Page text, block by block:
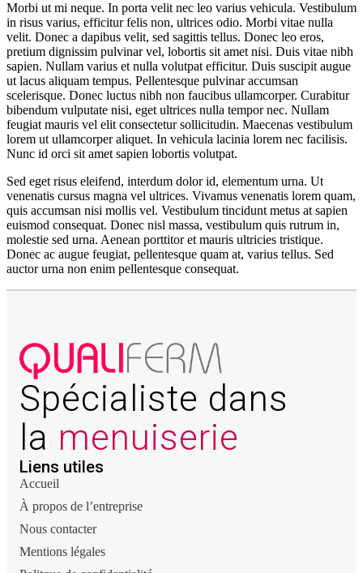
Morbi ut mi neque. In porta velit nec leo varius vehicula. Vestibulum
in risus varius, efficitur felis non, ultrices odio. Morbi vitae nulla
velit. Donec a dapibus velit, sed sagittis tellus. Donec leo eros,
pretium dignissim pulvinar vel, lobortis sit amet nisi. Duis vitae nibh
sapien. Nullam varius et nulla volutpat efficitur. Duis suscipit augue
ut lacus aliquam tempus. Pellentesque pulvinar accumsan
scelerisque. Donec luctus nibh non faucibus ullamcorper. Curabitur
bibendum vulputate nisi, eget ultrices nulla tempor nec. Nullam
feugiat mauris vel elit consectetur sollicitudin. Maecenas vestibulum
lorem ut ullamcorper aliquet. In vehicula lacinia lorem nec facilisis.
Nunc id orci sit amet sapien lobortis volutpat.
Sed eget risus eleifend, interdum dolor id, elementum urna. Ut
venenatis cursus magna vel ultrices. Vivamus venenatis lorem quam,
quis accumsan nisi mollis vel. Vestibulum tincidunt metus at sapien
euismod consequat. Donec nisl massa, vestibulum quis rutrum in,
molestie sed urna. Aenean porttitor et mauris ultricies tristique.
Donec ac augue feugiat, pellentesque quam at, varius tellus. Sed
auctor urna non enim pellentesque consequat.
Spécialiste dans
la menuiserie
Liens utiles
Accueil
À propos de l’entreprise
Nous contacter
Mentions légales